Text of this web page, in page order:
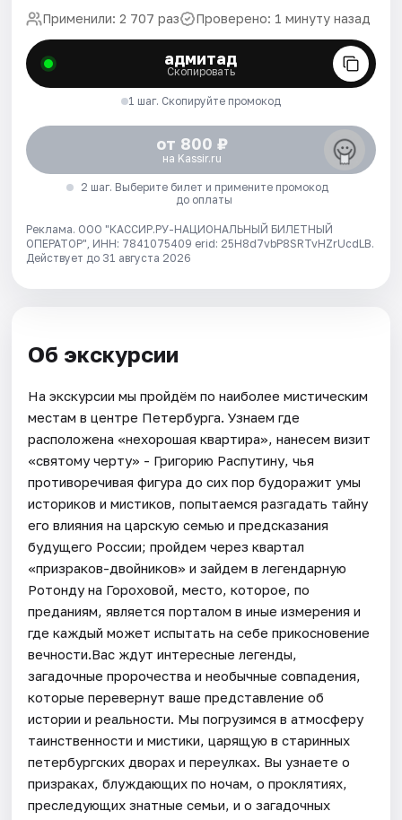
Применили: 2 707 раз Проверено: 1 минуту назад
адмитад
Скопировать
1 шаг. Скопируйте промокод
от 800 ₽
на Kassir.ru
2 шаг. Выберите билет и примените промокод
до оплаты
Реклама. ООО "КАССИР.РУ-НАЦИОНАЛЬНЫЙ БИЛЕТНЫЙ
ОПЕРАТОР", ИНН: 7841075409 erid: 25H8d7vbP8SRTvHZrUcdLB.
Действует до 31 августа 2026
Об экскурсии
На экскурсии мы пройдём по наиболее мистическим
местам в центре Петербурга. Узнаем где
расположена «нехорошая квартира», нанесем визит
«святому черту» - Григорию Распутину, чья
противоречивая фигура до сих пор будоражит умы
историков и мистиков, попытаемся разгадать тайну
его влияния на царскую семью и предсказания
будущего России; пройдем через квартал
«призраков-двойников» и зайдем в легендарную
Ротонду на Гороховой, место, которое, по
преданиям, является порталом в иные измерения и
где каждый может испытать на себе прикосновение
вечности.Вас ждут интересные легенды,
загадочные пророчества и необычные совпадения,
которые перевернут ваше представление об
истории и реальности. Мы погрузимся в атмосферу
таинственности и мистики, царящую в старинных
петербургских дворах и переулках. Вы узнаете о
призраках, блуждающих по ночам, о проклятиях,
преследующих знатные семьи, и о загадочных